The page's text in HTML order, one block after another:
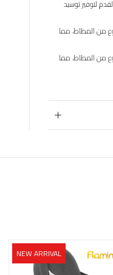
لتوفير توسيد
من المطاط، مما
من المطاط، مما
NEW ARRIVAL